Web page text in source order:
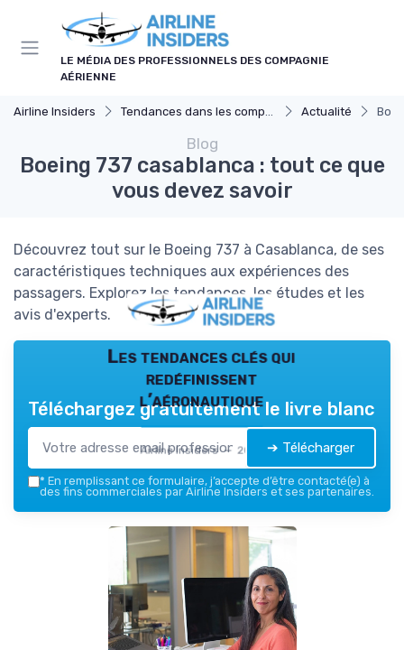
LE MÉDIA DES PROFESSIONNELS DES COMPAGNIE
AÉRIENNE
Airline Insiders Tendances dans les compagnies aériennes Actualité
Blog
Boeing 737 casablanca : tout ce que
vous devez savoir
Découvrez tout sur le Boeing 737 à Casablanca, de ses
caractéristiques techniques aux expériences des
passagers. Explorez les tendances, les études et les
avis d'experts.
Les tendances clés qui
redéfinissent
l’aéronautique
Airline Insiders — 2026
Téléchargez gratuitement le livre blanc
➔ Télécharger
* En remplissant ce formulaire, j’accepte d’être contacté(e) à
des fins commerciales par Airline Insiders et ses partenaires.
Panneau de gestion des cookies